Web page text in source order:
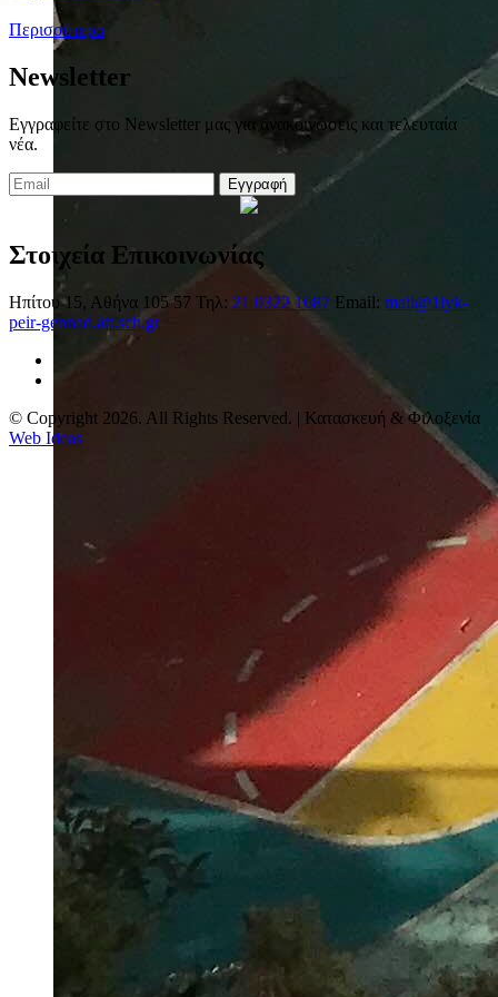
Περισσότερα
Newsletter
Εγγραφείτε στο Newsletter μας για ανακοινώσεις και τελευταία
νέα.
Εγγραφή
Στοιχεία Επικοινωνίας
Ηπίτου 15, Αθήνα 105 57 Τηλ: 21 0322 1687 Email: mail@1lyk-
peir-gennad.att.sch.gr
© Copyright 2026. All Rights Reserved. | Κατασκευή & Φιλοξενία
Web Ideas